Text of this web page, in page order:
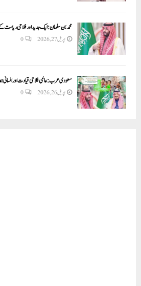
محمد بن سلمان: ایک جدید اور فلاحی ریاست
اپریل 27, 2026 0
سعودی عرب: عالمی فلاحی قیادت اور انسانی
اپریل 26, 2026 0